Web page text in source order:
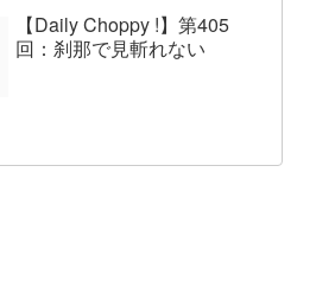
【Daily Choppy !】第405
回：刹那で見斬れない